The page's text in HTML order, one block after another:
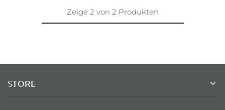
Zeige2 von 2 Produkten
STORE